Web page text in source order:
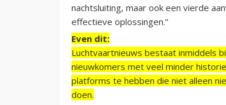
nachtsluiting, maar ook een vierde
effectieve oplossingen.”
Even dit:
Luchtvaartnieuws bestaat inmiddels
nieuwkomers met veel minder
platforms te hebben die niet alleen
doen.